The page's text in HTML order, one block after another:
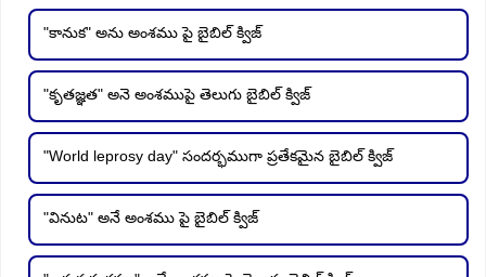
"కానుక" అను అంశము పై బైబిల్ క్విజ్
"కృతజ్ఞత" అనె అంశముపై తెలుగు బైబిల్ క్విజ్
"World leprosy day" సందర్భముగా ప్రతేకమైన బైబిల్ క్విజ్
"వినుట" అనే అంశము పై బైబిల్ క్విజ్